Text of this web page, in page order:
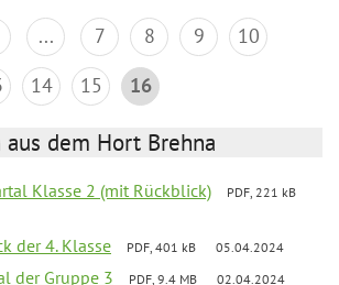
... 7 8 9
10
14 15 16
dem Hort Brehna
Klasse 2 (mit Rückblick)
PDF, 221 kB
der 4. Klasse PDF, 401 kB 05.04.2024
der Gruppe 3 PDF, 9.4 MB 02.04.2024